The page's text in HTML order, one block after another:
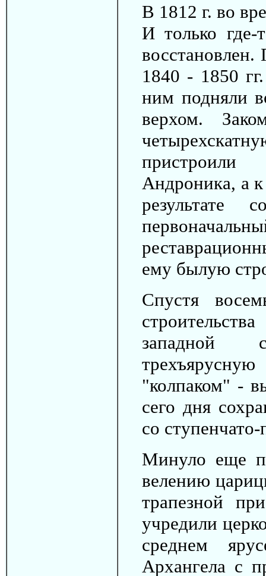
В 1812 г. во
И только
1840 - 1850
ним подняли
верхом.
пристроили
Андроника, а
результате
ему былую
Спустя
западной
"колпаком" -
сего дня
со
Минуло еще
велению
трапезной
учредили
среднем
Архангела с